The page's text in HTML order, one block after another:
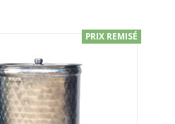
PRIX REMISÉ